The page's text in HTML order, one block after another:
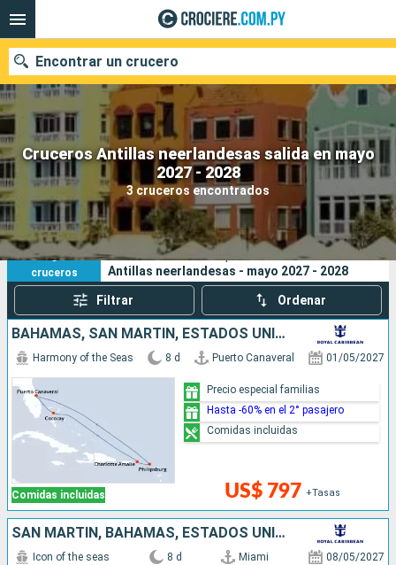
Cruceros Antillas neerlandesas salida en mayo
2027 - 2028
3 cruceros encontrados
Encontrar un crucero
Nuestros destinos
Fecha de salida
Puertos Compañías
Buscar
3
cruceros
Sus criterios de búsqueda:
Antillas neerlandesas - mayo 2027 - 2028
Filtrar Ordenar
BAHAMAS, SAN MARTÍN, ESTADOS UNIDOS
Comidas incluidas
Harmony of the Seas 8 d Puerto Canaveral 01/05/2027
US$ 797 +Tasas
Precio especial familias
Hasta -60% en el 2° pasajero
Comidas incluidas
SAN MARTÍN, BAHAMAS, ESTADOS UNIDOS
Icon of the seas 8 d Miami 08/05/2027